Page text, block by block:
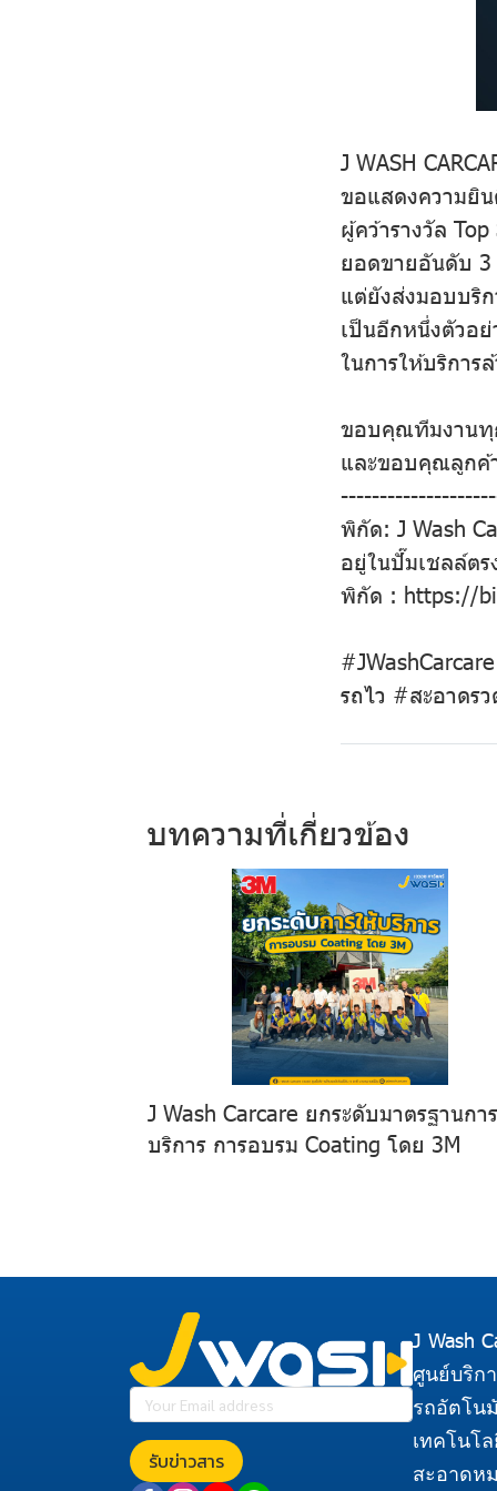
J WASH
ขอแสดงความยิ
ผู้คว้ารางวัล
ยอดขายอันดับ 3
แต่ยังส่งมอบบริ
เป็นอีกหนึ่งตัวอ
ในการให้บริการ
ขอบคุณทีมงานทุ
และขอบคุณลูกค้
พิกัด: J Wash
อยู่ในปั๊มเชลล์ตร
พิกัด : https://
รถไว #สะอาดร
บทความที่เกี่ยวข้อง
J Wash Carcare ยกระดับมาตรฐานกา
บริการ การอบรม Coating โดย 3M
รับข่าวสาร
J Wash
ศูนย์บริก
รถอัตโน
เทคโนโ
สะอาดห